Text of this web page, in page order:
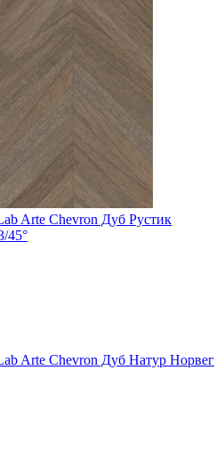
Arte Chevron Дуб Рустик
45°
Arte Chevron Дуб Натур Норвег